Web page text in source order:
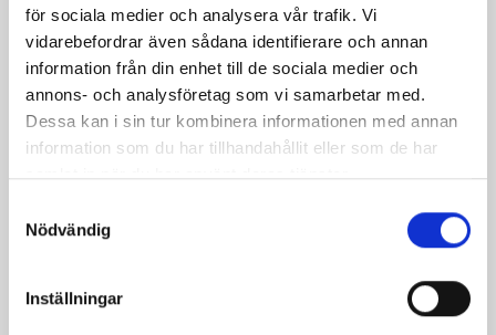
för sociala medier och analysera vår trafik. Vi
vidarebefordrar även sådana identifierare och annan
information från din enhet till de sociala medier och
annons- och analysföretag som vi samarbetar med.
Dessa kan i sin tur kombinera informationen med annan
information som du har tillhandahållit eller som de har
samlat in när du har använt deras tjänster.
Nödvändig
Inställningar
1,5% laktosfri 3dl
Jordgubbsfil 2,7%